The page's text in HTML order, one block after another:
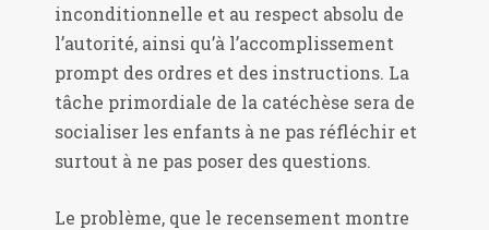
inconditionnelle et au respect absolu de
l’autorité, ainsi qu’à l’accomplissement
prompt des ordres et des instructions. La
tâche primordiale de la catéchèse sera de
socialiser les enfants à ne pas réfléchir et
surtout à ne pas poser des questions.
Le problème, que le recensement montre